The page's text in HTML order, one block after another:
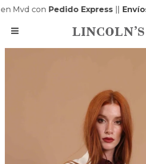
Mvd conPedido Express||Envíos
